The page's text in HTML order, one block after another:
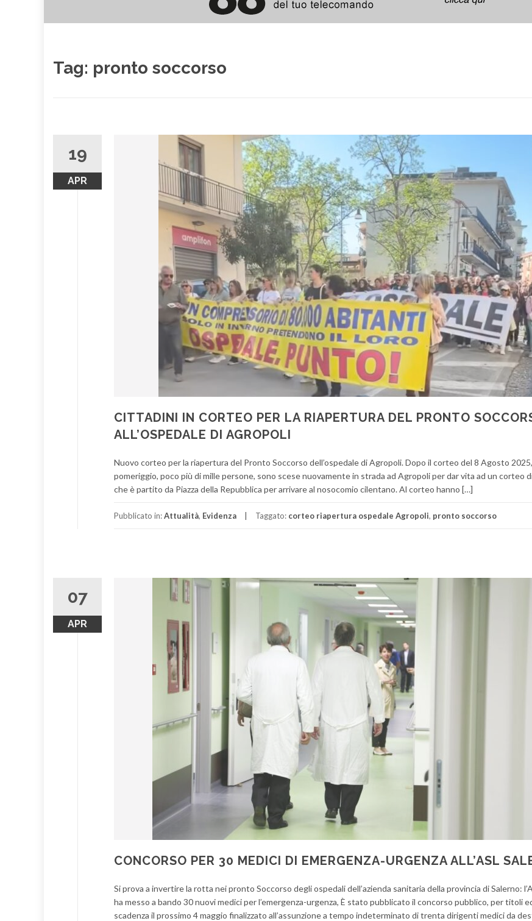
Tag: pronto soccorso
19
APR
CITTADINI IN CORTEO PER LA RIAPERTURA DEL PRONTO
ALL’OSPEDALE DI AGROPOLI
Nuovo corteo per la riapertura del Pronto Soccorso dell’ospedale di Agropoli. Dopo il corteo del 8 Agosto
pomeriggio, poco più di mille persone, sono scese nuovamente in strada ad Agropoli per dar vita ad un corteo
che è partito da Piazza della Repubblica per arrivare al nosocomio cilentano. Al corteo hanno […]
Pubblicato in:Attualità, Evidenza Taggato: corteo riapertura ospedale Agropoli, pronto soccorso
07
APR
CONCORSO PER 30 MEDICI DI EMERGENZA-URGENZA ALL’ASL
Si prova a invertire la rotta nei pronto Soccorso degli ospedali dell’azienda sanitaria della provincia di Salerno:
ha messo a bando 30 nuovi medici per l’emergenza-urgenza, È stato pubblicato il concorso pubblico, per titoli
scadenza il prossimo 4 maggio finalizzato all’assunzione a tempo indeterminato di trenta dirigenti medici da